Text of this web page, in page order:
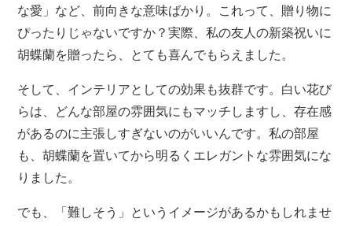
な愛」など、前向きな意味ばかり。これって、贈り物に
ぴったりじゃないですか？実際、私の友人の新築祝いに
胡蝶蘭を贈ったら、とても喜んでもらえました。
そして、インテリアとしての効果も抜群です。白い花び
らは、どんな部屋の雰囲気にもマッチしますし、存在感
があるのに主張しすぎないのがいいんです。私の部屋
も、胡蝶蘭を置いてから明るくエレガントな雰囲気にな
りました。
でも、「難しそう」というイメージがあるかもしれませ